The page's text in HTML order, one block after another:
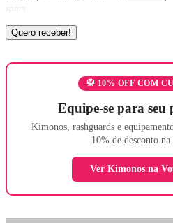
spam
🥋 10% OFF COM
Equipe-se para
Kimonos, rashguards e
10% de desconto na
Ver Kimonos na